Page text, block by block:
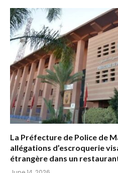
La Préfecture de Police de
allégations d’escroquerie
étrangère dans un